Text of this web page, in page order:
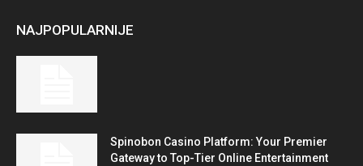
NAJPOPULARNIJE
Spinobon Casino Platform: Your Premier
Gateway to Top-Tier Online Entertainment